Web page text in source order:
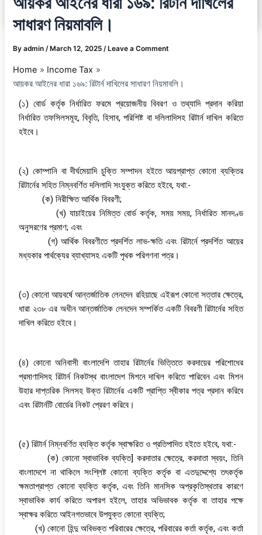
সাধারণ নিয়মাবলি।
Byadmin /March 12, 2025 /Leave a Comment
Home
Income Tax
আয়কর আইনের ধারা ১৬৯: রিটার্ন দাখিলের সাধারণ নিয়মাবলি।
(১) বোর্ড কর্তৃক নির্ধারিত ফরমে প্রয়োজনীয় বিবরণ ও তথ্যাদি প্রদান করিয়া
নির্ধারিত তফসিলসমূহ, বিবৃতি, হিসাব, পরিশিষ্ট বা দলিলাদিসহ রিটার্ন দাখিল করিতে
হইবে।
(২) কোম্পানি বা দীর্ঘমেয়াদি চুক্তি সম্পাদন হইতে আয়প্রাপ্ত কোনো ব্যক্তির
রিটার্নের সহিত নিম্নবর্ণিত দলিলাদি সংযুক্ত করিতে হইবে, যথা:-
(ক) নিরীক্ষিত আর্থিক বিবরণী;
(খ) যাচাইয়ের নিমিত্ত বোর্ড কর্তৃক, সময় সময়, নির্ধারিত মানদণ্ড
অনুসরণের প্রমাণ; এবং
(গ) আর্থিক বিবরণীতে প্রদর্শিত লাভ-ক্ষতি এবং রিটার্নে প্রদর্শিত আয়ের
মধ্যকার পার্থক্যের ব্যাখ্যাসহ একটি পৃথক পরিগণনা পত্র।
(৩) কোনো আয়বর্ষে আন্তর্জাতিক লেনদেন রহিয়াছে এইরূপ কোনো সত্তার ক্ষেত্রে,
ধারা ২৩৮ এর অধীন আন্তর্জাতিক লেনদেন সম্পর্কিত একটি বিবরণী রিটার্নের সহিত
দাখিল করিতে হইবে।
(৪) কোনো অনিবাসী বাংলাদেশি তাহার রিটার্নের ভিত্তিতে করদায়ের পরিশোধের
প্রমাণাদিসহ রিটার্ন নিকটস্থ বাংলাদেশ মিশনে দাখিল করিতে পারিবেন এবং মিশন
উহার দাপ্তরিক সিলসহ উক্ত রিটার্নের একটি প্রাপ্তি স্বীকার পত্র প্রদান করিবে
এবং রিটার্নটি বোর্ডের নিকট প্রেরণ করিবে।
(৫) রিটার্ন নিম্নবর্ণিত ব্যক্তি কর্তৃক স্বাক্ষরিত ও প্রতিপাদিত হইতে হইবে, যথা:-
(ক) কোনো স্বাভাবিক ব্যক্তি] করদাতার ক্ষেত্রে, করদাতা স্বয়ং, তিনি
বাংলাদেশে না থাকিলে সংশ্লিষ্ট কোনো ব্যক্তি কর্তৃক বা এতদুদ্দেশ্যে তৎকর্তৃক
ক্ষমতাপ্রাপ্ত কোনো ব্যক্তি কর্তৃক, এবং তিনি মানসিক অপ্রকৃতিস্থতার কারণে
স্বাভাবিক কার্য করিতে অপারগ হইলে, তাহার অভিভাবক কর্তৃক বা তাহার পক্ষে
স্বাক্ষর করিতে আইনগতভাবে উপযুক্ত কোনো ব্যক্তি;
(খ) কোনো হিন্দু অবিভক্ত পরিবারের ক্ষেত্রে, পরিবারের কর্তা কর্তৃক, এবং কর্তা